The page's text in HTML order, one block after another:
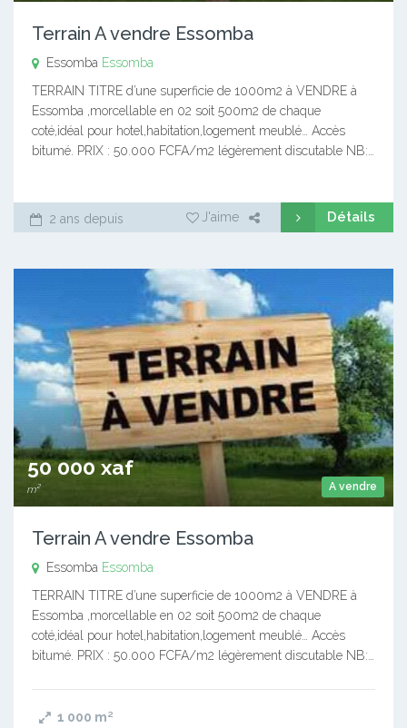
Terrain A vendre Essomba
Essomba Essomba
TERRAIN TITRE d’une superficie de 1000m2 à VENDRE à
Essomba ,morcellable en 02 soit 500m2 de chaque
coté,idéal pour hotel,habitation,logement meublé… Accès
bitumé. PRIX : 50.000 FCFA/m2 légèrement discutable NB:…
2 ans depuis J'aime Détails
A vendre
50 000 xaf
m²
Terrain A vendre Essomba
Essomba Essomba
TERRAIN TITRE d’une superficie de 1000m2 à VENDRE à
Essomba ,morcellable en 02 soit 500m2 de chaque
coté,idéal pour hotel,habitation,logement meublé… Accès
bitumé. PRIX : 50.000 FCFA/m2 légèrement discutable NB:…
1 000 m²